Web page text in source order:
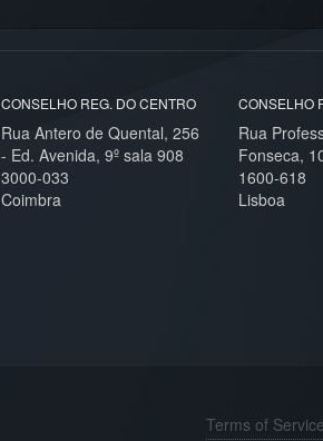
CONSELHO REG. DO CENTRO
Rua Antero de Quental, 256
- Ed. Avenida, 9º sala 908
3000-033
Coimbra
CONSELHO
Rua
Fonseca,
1600-618
Lisboa
Terms of Service